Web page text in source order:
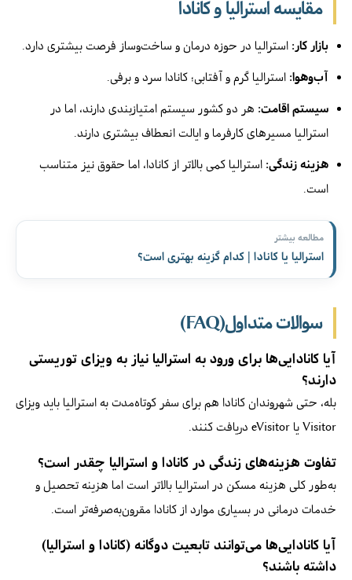
مقایسه استرالیا و کانادا
بازار کار: استرالیا در حوزه درمان و ساخت‌وساز فرصت بیشتری دارد.
آب‌وهوا: استرالیا گرم و آفتابی؛ کانادا سرد و برفی.
سیستم اقامت: هر دو کشور سیستم امتیازبندی دارند، اما در
استرالیا مسیرهای کارفرما و ایالت انعطاف بیشتری دارند.
هزینه زندگی: استرالیا کمی بالاتر از کانادا، اما حقوق نیز متناسب
است.
مطالعه بیشتر
استرالیا یا کانادا | کدام گزینه بهتری است؟
سوالات متداول(FAQ)
آیا کانادایی‌ها برای ورود به استرالیا نیاز به ویزای توریستی
دارند؟
بله، حتی شهروندان کانادا هم برای سفر کوتاه‌مدت به استرالیا باید ویزای
Visitor یا eVisitor دریافت کنند.
تفاوت هزینه‌های زندگی در کانادا و استرالیا چقدر است؟
به‌طور کلی هزینه مسکن در استرالیا بالاتر است اما هزینه تحصیل و
خدمات درمانی در بسیاری موارد از کانادا مقرون‌به‌صرفه‌تر است.
آیا کانادایی‌ها می‌توانند تابعیت دوگانه (کانادا و استرالیا)
داشته باشند؟